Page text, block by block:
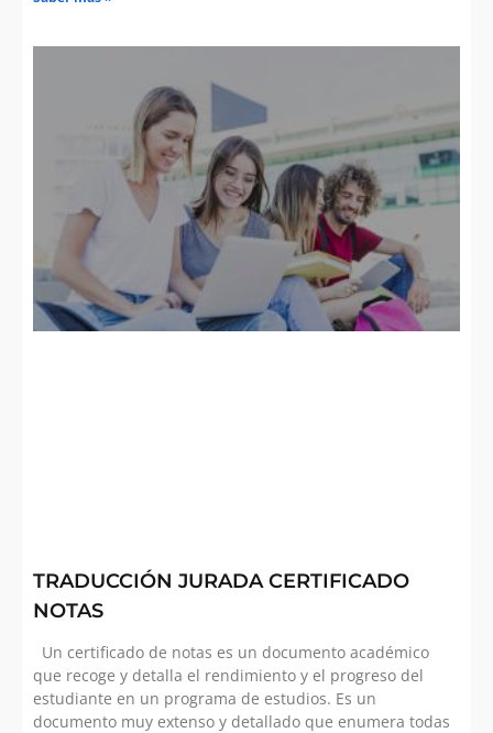
TRADUCCIÓN JURADA CERTIFICADO
NOTAS
Un certificado de notas es un documento académico
que recoge y detalla el rendimiento y el progreso del
estudiante en un programa de estudios. Es un
documento muy extenso y detallado que enumera todas